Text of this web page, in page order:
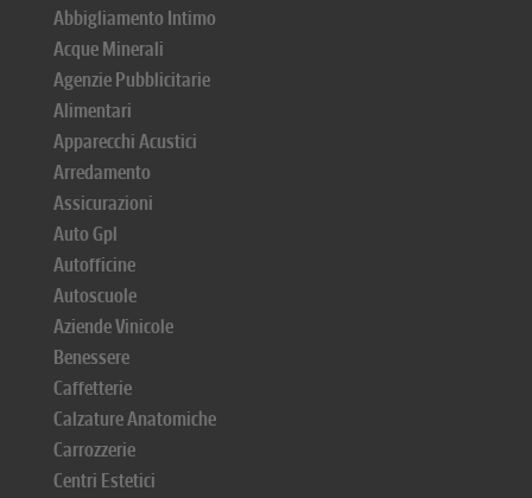
Abbigliamento Intimo
Acque Minerali
Agenzie Pubblicitarie
Alimentari
Apparecchi Acustici
Arredamento
Assicurazioni
Auto Gpl
Autofficine
Autoscuole
Aziende Vinicole
Benessere
Caffetterie
Calzature Anatomiche
Carrozzerie
Centri Estetici